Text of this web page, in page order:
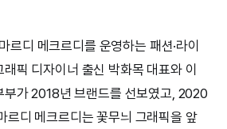
르디 메크르디를 운영하는 패션·라이
픽 디자이너 출신 박화목 대표와 이
부가 2018년 브랜드를 선보였고, 2020
르디 메크르디는 꽃무늬 그래픽을 앞